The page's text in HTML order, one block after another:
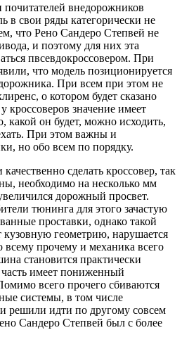
внедорожников
в свои ряды категорически не
что Рено Сандеро Степвей не
и поэтому для них эта
пвсевдокроссовером. При
что модель позиционируется
При всем при этом не
о котором будет сказано
кроссоверов значение имеет
какой он будет, можно исходить,
При этом важны и
но обо всем по порядку.
сделать кроссовер, так
необходимо на несколько мм
дорожный просвет.
тюнинга для этого зачастую
проставки, однако такой
кузовную геометрию, нарушается
всему прочему и механика всего
становится практически
часть имеет пониженный
всего прочего сбиваются
системы, в том числе
решили идти по другому совсем
Сандеро Степвей был с более